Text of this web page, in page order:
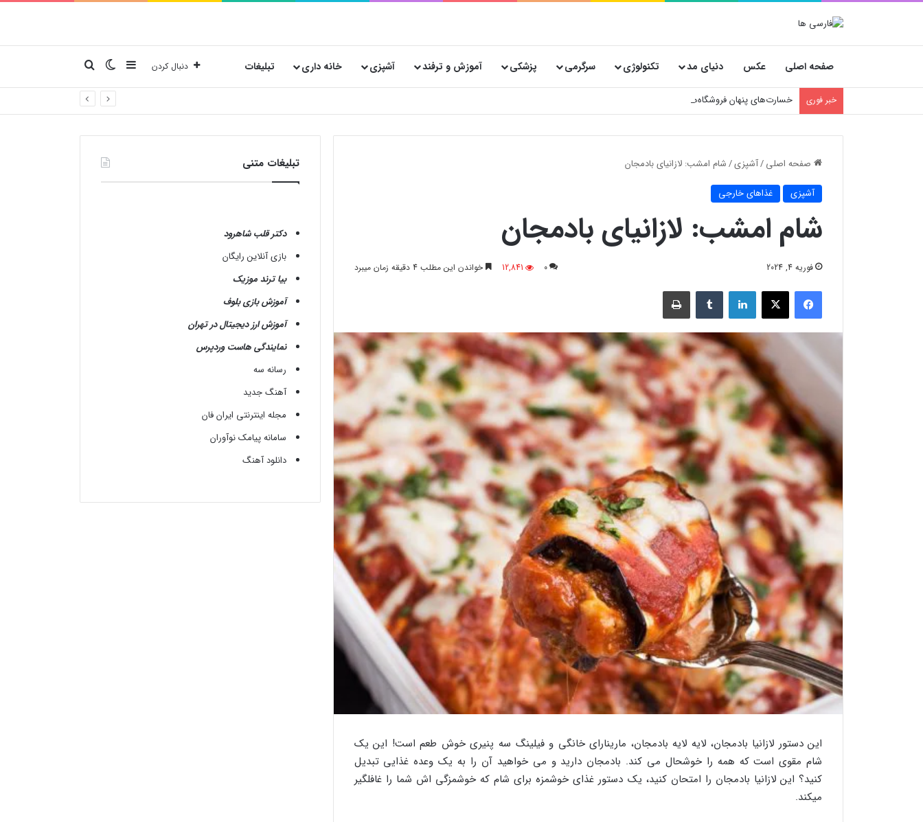
صفحه اصلی عکس دنیای مد تکنولوژی سرگرمی پزشکی آموزش و ترفند آشپزی خانه داری تبلیغات دنبال کردن نوارکناریتغییر پوسته
جستجو برای
خبر فوری خسارت‌های پنهان فروشگاه‌ها؛ چرا انتخاب کارتن پستی حیاتی است؟
صفحه اصلی/آشپزی/ شام امشب: لازانیای بادمجان
آشپزی غذاهای خارجی
شام امشب: لازانیای بادمجان
فوریه 4, 2024 0
12,841 خواندن این مطلب 4 دقیقه زمان میبرد
فیسبوک X لینکدین ‫تامبلر چاپ
این دستور لازانیا بادمجان، لایه لایه بادمجان، مارینارای خانگی و فیلینگ سه پنیری خوش طعم است! این یک
شام مقوی است که همه را خوشحال می کند. بادمجان دارید و می خواهید آن را به یک وعده غذایی تبدیل
کنید؟ این لازانیا بادمجان را امتحان کنید، یک دستور غذای خوشمزه برای شام که خوشمزگی اش شما را غافلگیر
میکند.
تبلیغات متنی
دکتر قلب شاهرود
بازی آنلاین رایگان
بیا ترند موزیک
آموزش بازی بلوف
آموزش ارز دیجیتال در تهران
نمایندگی هاست وردپرس
رسانه سه
آهنگ جدید
مجله اینترنتی ایران فان
سامانه پیامک نوآوران
دانلود آهنگ